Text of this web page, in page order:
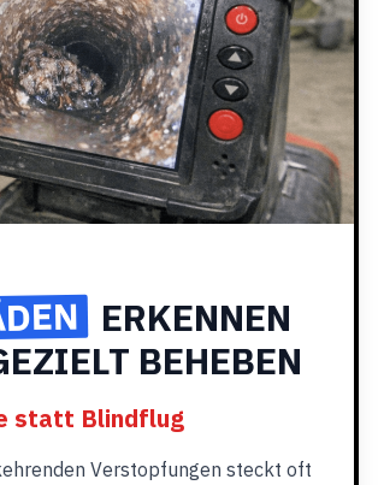
ERKENNEN
BEHEBEN
statt Blindflug
Verstopfungen steckt oft